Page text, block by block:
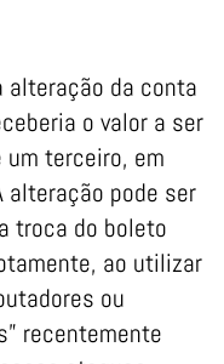
da conta
o valor a ser
terceiro, em
alteração pode ser
troca do boleto
ao utilizar
ou
recentemente